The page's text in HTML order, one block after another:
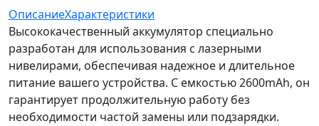
ОписаниеХарактеристики
Высококачественный аккумулятор специально
разработан для использования с лазерными
нивелирами, обеспечивая надежное и длительное
питание вашего устройства. С емкостью 2600mAh, он
гарантирует продолжительную работу без
необходимости частой замены или подзарядки.